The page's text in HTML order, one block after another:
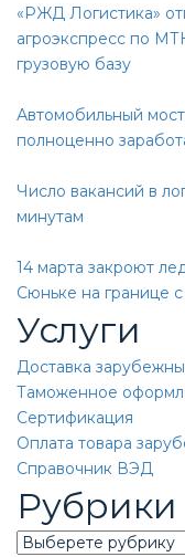
«РЖД Логистика»
агроэкспресс по
грузовую базу
Автомобильный
полноценно
Число вакансий в
минутам
14 марта закроют
Сюньке на границе
Услуги
Доставка
Таможенное
Сертификация
Оплата товара
Справочник ВЭД
Рубрики
Categories